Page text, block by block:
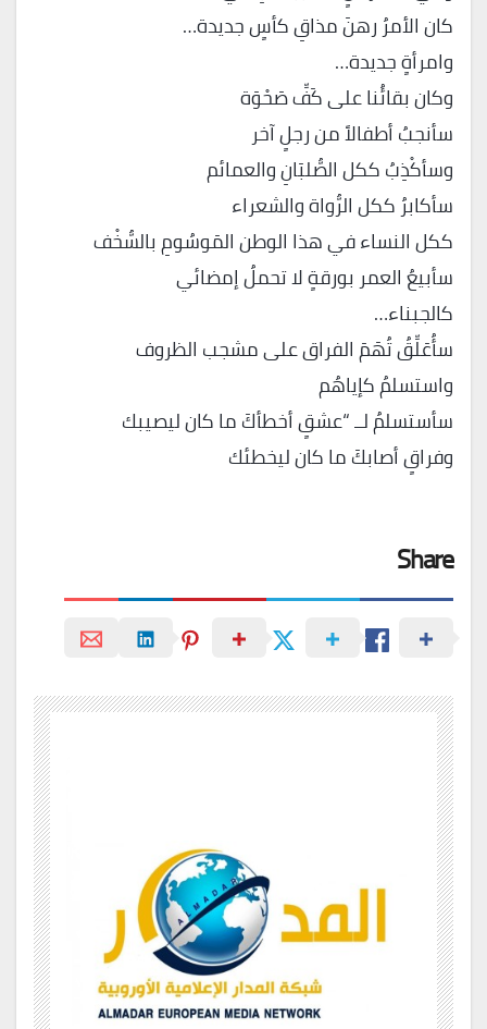
كان الأمرُ رهنَ مذاقِ كأسٍ جديدة…
وامرأةٍ جديدة…
وكان بقائُنا على كَفِّ صَحْوَة
سأنجبُ أطفالاً من رجلٍ آخر
وسأكْذِبُ ككل الصُّلبَانِ والعمائم
سأكابرُ ككل الرُّواة والشعراء
ككل النساء في هذا الوطن المَوسُومِ بالسُّخْف
سأبيعُ العمر بورقةٍ لا تحملُ إمضائي
كالجبناء…
سأُعَلِّقُ تُهَمَ الفراق على مشجب الظروف
واستسلمُ كإياهُم
سأستسلمُ لــ “عشقٍ أخطأكَ ما كان ليصيبك
وفراقٍ أصابكَ ما كان ليخطئك
Share